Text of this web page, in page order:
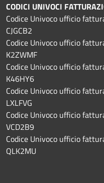
CODICI UNIVOCI
Codice Univoco ufficio
CJGCB2
Codice Univoco ufficio
K2ZWMF
Codice Univoco ufficio
K46HY6
Codice Univoco ufficio
LXLFVG
Codice Univoco ufficio
VCD2B9
Codice Univoco ufficio
QLK2MU